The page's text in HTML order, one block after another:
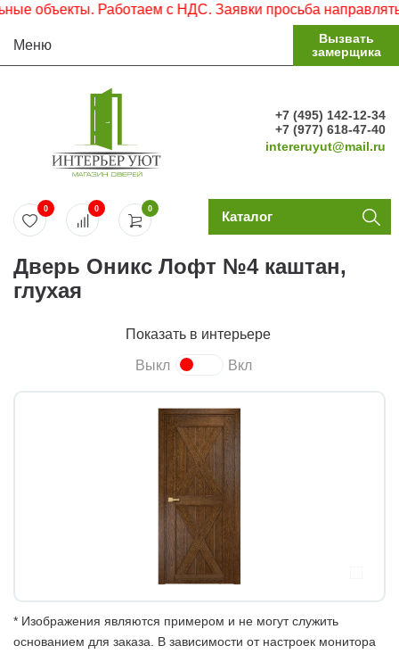
объекты. Работаем с НДС. Заявки просьба направлять на
Меню
Вызвать
замерщика
+7 (495) 142-12-34
+7 (977) 618-47-40
intereruyut@mail.ru
0
0 0 Каталог
Дверь Оникс Лофт №4 каштан,
глухая
Показать в интерьере
Выкл Вкл
* Изображения являются примером и не могут служить
основанием для заказа. В зависимости от настроек монитора